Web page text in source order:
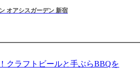
オアシスガーデン 新宿